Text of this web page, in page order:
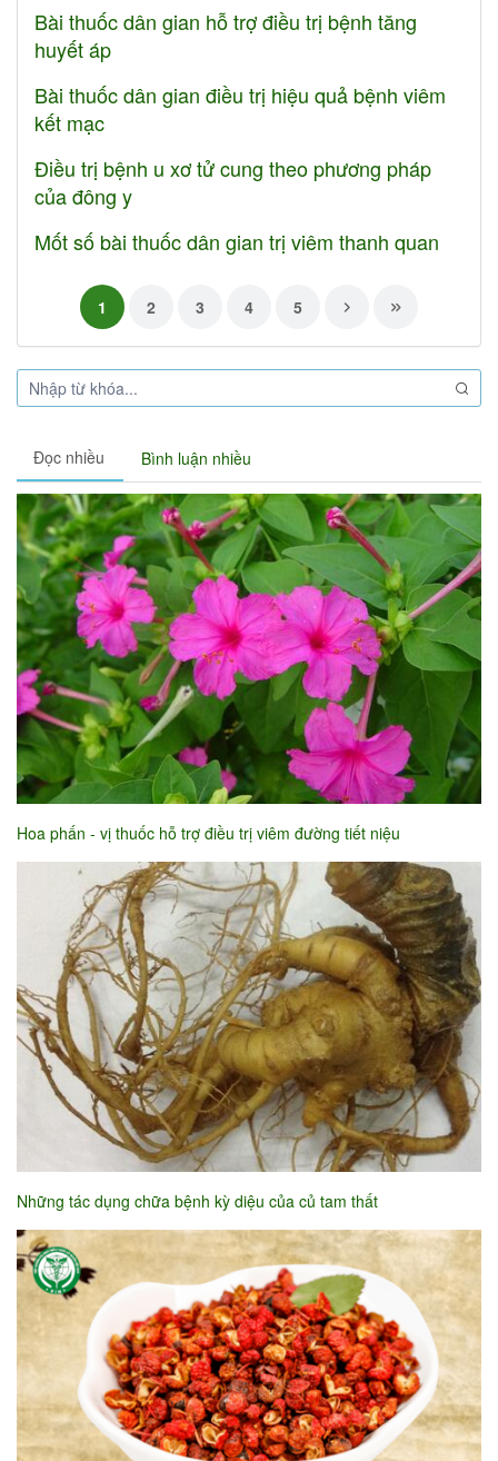
Bài thuốc dân gian hỗ trợ điều trị bệnh tăng
huyết áp
Bài thuốc dân gian điều trị hiệu quả bệnh viêm
kết mạc
Điều trị bệnh u xơ tử cung theo phương pháp
của đông y
Mốt số bài thuốc dân gian trị viêm thanh quan
1 2 3 4 5
Đọc nhiều Bình luận nhiều
Hoa phấn - vị thuốc hỗ trợ điều trị viêm đường tiết niệu
Những tác dụng chữa bệnh kỳ diệu của củ tam thất